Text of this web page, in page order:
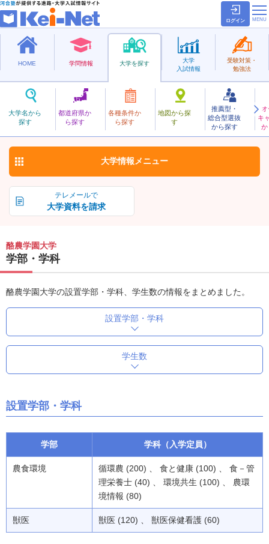
ログイン
HOME 学問情報 大学を探す
大学名から
探す
都道府県か
ら探す
各種条件か
ら探す
地図から探
す
推薦型・
総合型選抜
から探す
キ
か
大学
入試情報
受験対策・
勉強法
私立
らくのうがくえん
酪農学園大学 お気に入り
テレメールで
大学資料を請求
大学情報 メニュー
酪農学園大学
学部・学科
酪農学園大学の設置学部・学科、学生数の情報をまとめました。
設置学部・学科
学生数
設置学部・学科
学部 学科（入学定員）
農食環境
循環農 (200) 、 食と健康 (100) 、 食－管
理栄養士 (40) 、 環境共生 (100) 、 農環
境情報 (80)
獣医 獣医 (120) 、 獣医保健看護 (60)